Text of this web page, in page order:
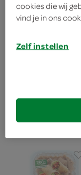
cookies die wij
vind je in ons
Zelf instellen